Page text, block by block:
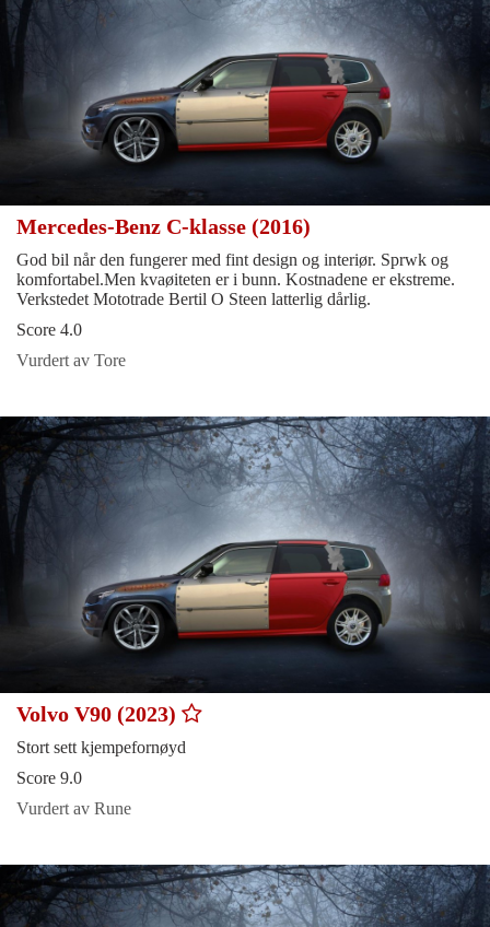
Mercedes-Benz C-klasse (2016)
God bil når den fungerer med fint design og interiør. Sprwk og
komfortabel.Men kvaøiteten er i bunn. Kostnadene er ekstreme.
Verkstedet Mototrade Bertil O Steen latterlig dårlig.
Score 4.0
Vurdert av Tore
Volvo V90 (2023)
Stort sett kjempefornøyd
Score 9.0
Vurdert av Rune